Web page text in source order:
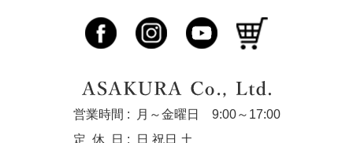
営業時間 :
月～金曜日 9:00～17:00
定休
日 : 日 祝日 土